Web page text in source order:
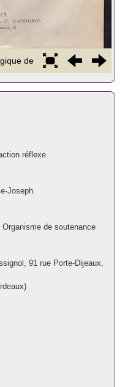
réflexe
Joseph.
de soutenance
91 rue Porte-Dijeaux,